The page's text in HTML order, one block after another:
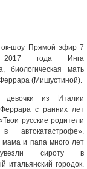
шоу Прямой эфир 7
2017 года Инга
биологическая мать
(Мишустиной).
девочки из Италии
с ранних лет
русские родители
автокатастрофе».
и папа много лет
сироту в
итальянский городок.